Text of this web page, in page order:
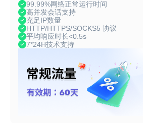
99.99%网络正常运行时间
高并发会话支持
充足IP数量
HTTP/HTTPS/SOCKS5 协议
平均响应时长<0.5s
7*24H技术支持